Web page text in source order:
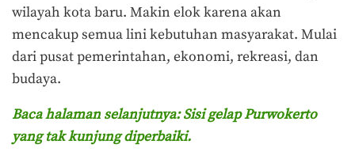
wilayah kota baru. Makin elok karena akan
mencakup semua lini kebutuhan masyarakat. Mulai
dari pusat pemerintahan, ekonomi, rekreasi, dan
budaya.
Baca halaman selanjutnya: Sisi gelap Purwokerto
yang tak kunjung diperbaiki.